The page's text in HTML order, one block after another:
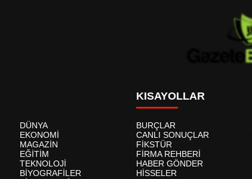
DÜNYA
EKONOMİ
MAGAZİN
EĞİTİM
TEKNOLOJİ
BİYOGRAFİLER
KISAYOLLAR
BURÇLAR
CANLI SONUÇLAR
FİKSTÜR
FİRMA REHBERİ
HABER GÖNDER
HİSSELER